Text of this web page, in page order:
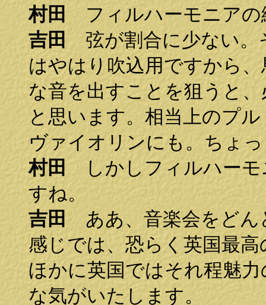
村田
フィルハーモニアの
吉田
弦が割合に少ない。
はやはり吹込用ですから
な音を出すことを狙うと
と思います。相当上のプ
ヴァイオリンにも。ちょ
村田
しかしフィルハーモ
すね。
吉田
ああ、音楽会をどん
感じでは、恐らく英国最
ほかに英国ではそれ程魅
な気がいたします。